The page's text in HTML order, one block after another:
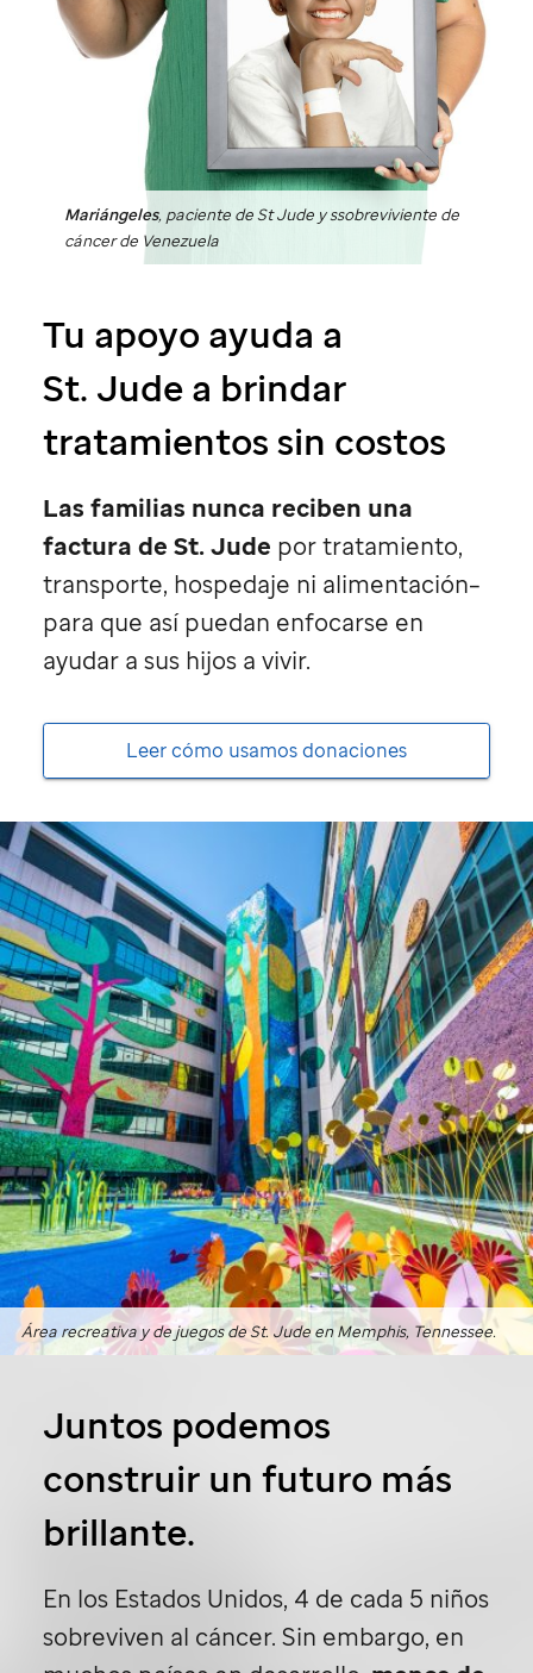
Mariángeles, paciente de St Jude y ssobreviviente de
cáncer de Venezuela
Tu apoyo ayuda a
St. Judea brindar
tratamientos sin costos
Las familias nunca reciben una
factura de St. Jude por tratamiento,
transporte, hospedaje ni alimentación–
para que así puedan enfocarse en
ayudar a sus hijos a vivir.
Leer cómo usamos donaciones
Área recreativa y de juegos deSt. Judeen Memphis, Tennessee.
Juntos podemos
construir un futuro más
brillante.
En los Estados Unidos, 4 de cada 5 niños
sobreviven al cáncer. Sin embargo, en